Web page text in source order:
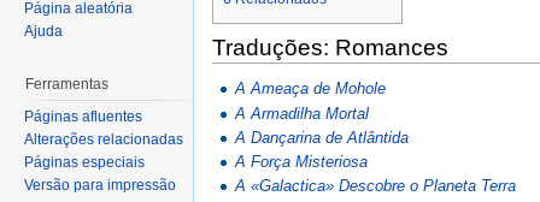
Traduções: Romances
A Ameaça de Mohole
A Armadilha Mortal
A Dançarina de Atlântida
A Força Misteriosa
A «Galactica» Descobre o Planeta Terra
Página aleatória
Ajuda
Ferramentas
Páginas afluentes
Alterações relacionadas
Páginas especiais
Versão para impressão